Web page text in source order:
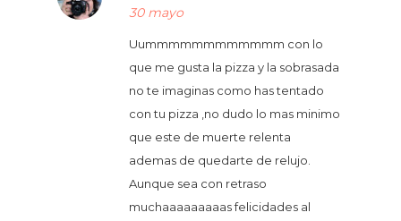
30 mayo
Uummmmmmmmmmmm con lo
que me gusta la pizza y la sobrasada
no te imaginas como has tentado
con tu pizza ,no dudo lo mas minimo
que este de muerte relenta
ademas de quedarte de relujo.
Aunque sea con retraso
muchaaaaaaaaas felicidades al